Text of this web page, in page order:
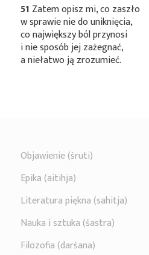
51 Zatem opisz mi, co zaszło
w sprawie nie do uniknięcia,
co największy ból przynosi
i nie sposób jej zażegnać,
a niełatwo ją zrozumieć.
Objawienie (śruti)
Epika (aitihja)
Literatura piękna (sahitja)
Nauka i sztuka (śastra)
Filozofia (darśana)